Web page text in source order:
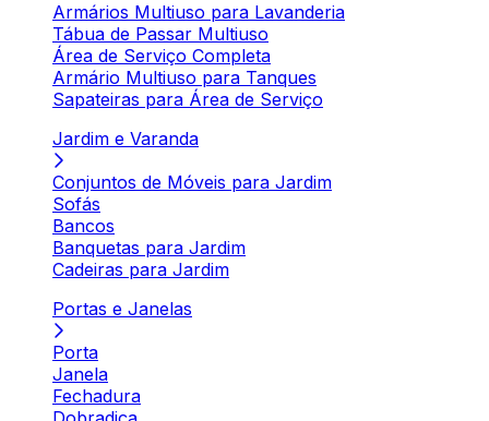
Armários Multiuso para Lavanderia
Tábua de Passar Multiuso
Área de Serviço Completa
Armário Multiuso para Tanques
Sapateiras para Área de Serviço
Jardim e Varanda
Conjuntos de Móveis para Jardim
Sofás
Bancos
Banquetas para Jardim
Cadeiras para Jardim
Portas e Janelas
Porta
Janela
Fechadura